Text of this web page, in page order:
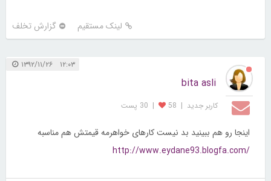
لینک مستقیم گزارش تخلف
۱۲:۰۳ ۱۳۹۲/۱۱/۲۶
bita asli
کاربر جديد |
58
| 30 پست
اینجا رو هم ببینید بد نیست کارهای خواهرمه قیمتش هم مناسبه
http://www.eydane93.blogfa.com/